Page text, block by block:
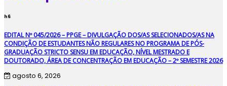
h6
EDITAL Nº 045/2026 – PPGE – DIVULGAÇÃO DOS/AS SELECIONADOS/AS NA
CONDIÇÃO DE ESTUDANTES NÃO REGULARES NO PROGRAMA DE PÓS-
GRADUAÇÃO STRICTO SENSU EM EDUCAÇÃO, NÍVEL MESTRADO E
DOUTORADO, ÁREA DE CONCENTRAÇÃO EM EDUCAÇÃO – 2º SEMESTRE 2026
agosto 6, 2026